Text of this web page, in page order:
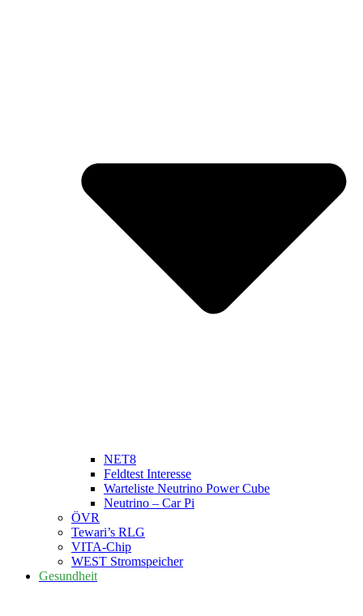
NET8
Feldtest Interesse
Warteliste Neutrino Power Cube
Neutrino – Car Pi
ÖVR
Tewari’s RLG
VITA-Chip
WEST Stromspeicher
Gesundheit